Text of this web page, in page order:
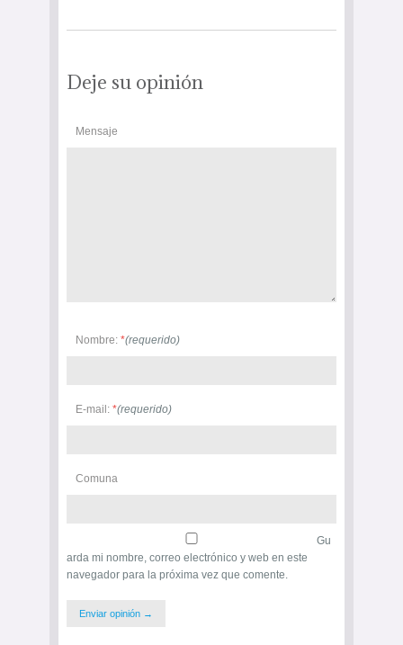
Deje su opinión
Mensaje
Nombre: *(requerido)
E-mail: *(requerido)
Comuna
Gu
arda mi nombre, correo electrónico y web en este
navegador para la próxima vez que comente.